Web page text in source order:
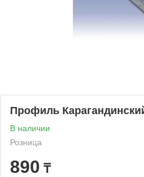
Профиль
В наличии
Розница
890 ₸